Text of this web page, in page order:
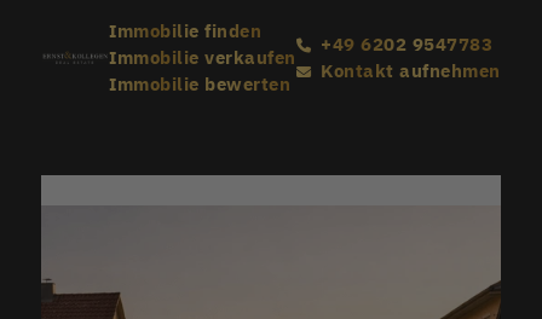
Immobilie finden
Immobilie verkaufen
Immobilie bewerten
+49 6202 9547783
Kontakt aufnehmen